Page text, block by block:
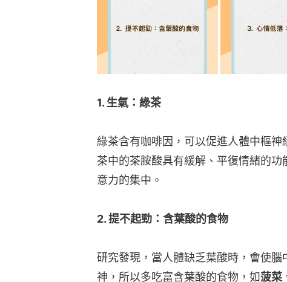
1. 生氣：綠茶
綠茶含有咖啡因，可以促進人體中樞
茶中的茶胺酸具有緩解、平復情緒的
意力的集中。
2. 提不起勁：含葉酸的食物
研究發現，當人體缺乏葉酸時，會使
神，所以多吃富含葉酸的食物，如菠菜